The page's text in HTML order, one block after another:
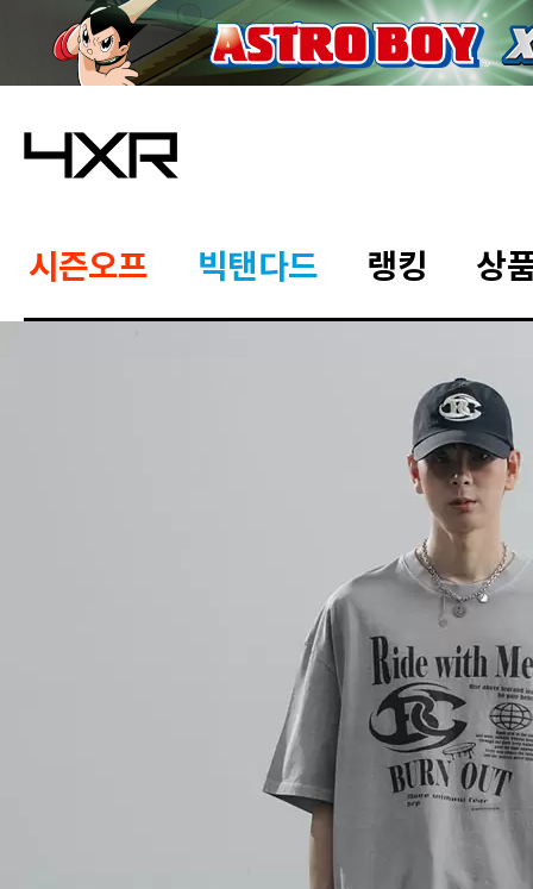
시즌오프 빅탠다드 랭킹 상